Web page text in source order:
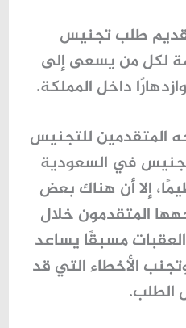
طلب تجنيس
لكل من يسعى إلى
داخل المملكة.
المتقدمين للتجنيس
في السعودية
إلا أن هناك بعض
المتقدمون خلال
مسبقًا يساعد
الأخطاء التي قد
الطلب.